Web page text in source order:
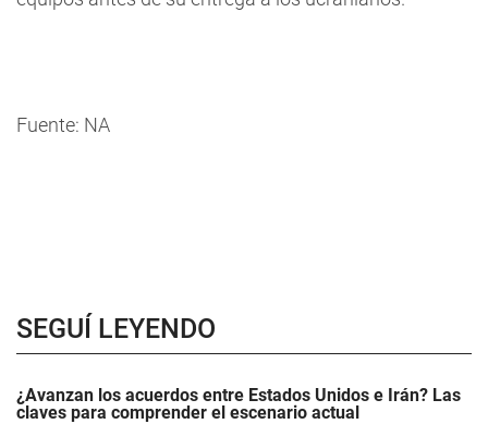
Fuente: NA
SEGUÍ LEYENDO
¿Avanzan los acuerdos entre Estados Unidos e Irán? Las
claves para comprender el escenario actual